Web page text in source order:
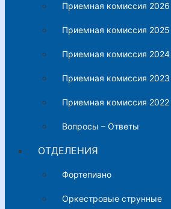
Приемная комиссия 2026
Приемная комиссия 2025
Приемная комиссия 2024
Приемная комиссия 2023
Приемная комиссия 2022
Вопросы – Ответы
ОТДЕЛЕНИЯ
Фортепиано
Оркестровые струнные